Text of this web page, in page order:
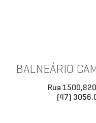
BALNEÁRIO
Rua
(47)